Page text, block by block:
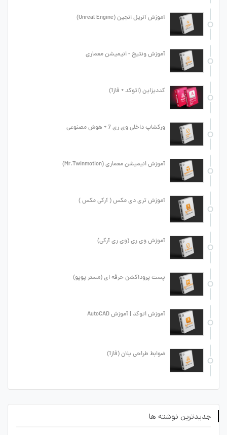
آموزش آنریل انجین (Unreal Engine)
آموزش ونتیج - انیمیشن معماری
کددیزاین (اتوکد + فاز1)
ورکشاپ داخلی وی ری 7 + هوش مصنوعی
آموزش انیمیشن معماری (Mr.Twinmotion)
آموزش تری دی مکس ( آرکی مکس )
آموزش وی ری (وی ری آرکی)
پست پروداکشن حرفه ای (مستر پوپو)
آموزش اتوکد | آموزش AutoCAD
ضوابط طراحی پلان (فاز1)
جدیدترین نوشته ها